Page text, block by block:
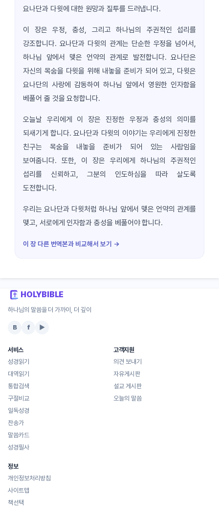
요나단과 다윗에 대한 원망과 질투를 드러냅니다.
이 장은 우정, 충성, 그리고 하나님의 주권적인 섭리를
강조합니다. 요나단과 다윗의 관계는 단순한 우정을 넘어서,
하나님 앞에서 맺은 언약의 관계로 발전합니다. 요나단은
자신의 목숨을 다윗을 위해 내놓을 준비가 되어 있고, 다윗은
요나단의 사랑에 감동하여 하나님 앞에서 영원한 인자함을
베풀어 줄 것을 요청합니다.
오늘날 우리에게 이 장은 진정한 우정과 충성의 의미를
되새기게 합니다. 요나단과 다윗의 이야기는 우리에게 진정한
친구는 목숨을 내놓을 준비가 되어 있는 사람임을
보여줍니다. 또한, 이 장은 우리에게 하나님의 주권적인
섭리를 신뢰하고, 그분의 인도하심을 따라 살도록
도전합니다.
우리는 요나단과 다윗처럼 하나님 앞에서 맺은 언약의 관계를
맺고, 서로에게 인자함과 충성을 베풀어야 합니다.
이 장 다른 번역본과 비교해서 보기 →
HOLYBIBLE
하나님의 말씀을 더 가까이, 더 깊이
B f ▶
서비스
성경읽기
대역읽기
통합검색
구절비교
일독성경
찬송가
말씀카드
성경필사
고객지원
의견 보내기
자유게시판
설교 게시판
오늘의 말씀
정보
개인정보처리방침
사이트맵
책선택